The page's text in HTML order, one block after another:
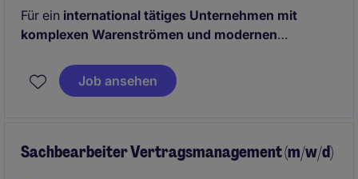
Für ein international tätiges Unternehmen mit
komplexen Warenströmen und modernen
Logistik (m/w/d). In dieser Rolle unterstützt du die
operative Logistik und sorgst dafür, dass Transporte,
Job ansehen
Sachbearbeiter Vertragsmanagement (m/w/d)